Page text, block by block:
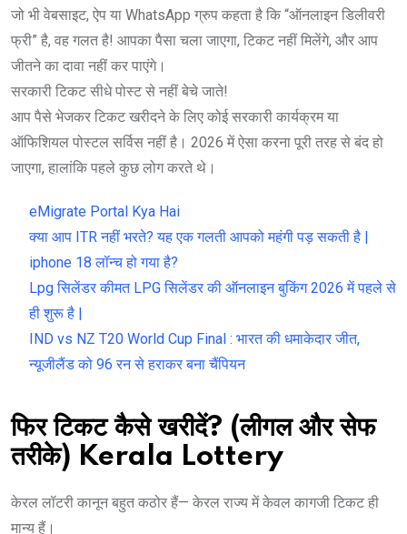
जो भी वेबसाइट, ऐप या WhatsApp ग्रुप कहता है कि “ऑनलाइन डिलीवरी
फ्री” है, वह गलत है! आपका पैसा चला जाएगा, टिकट नहीं मिलेंगे, और आप
जीतने का दावा नहीं कर पाएंगे।
सरकारी टिकट सीधे पोस्ट से नहीं बेचे जाते!
आप पैसे भेजकर टिकट खरीदने के लिए कोई सरकारी कार्यक्रम या
ऑफिशियल पोस्टल सर्विस नहीं है। 2026 में ऐसा करना पूरी तरह से बंद हो
जाएगा, हालांकि पहले कुछ लोग करते थे।
eMigrate Portal Kya Hai
क्या आप ITR नहीं भरते? यह एक गलती आपको महंगी पड़ सकती है |
iphone 18 लॉन्च हो गया है?
Lpg सिलेंडर कीमत LPG सिलेंडर की ऑनलाइन बुकिंग 2026 में पहले से
ही शुरू है |
IND vs NZ T20 World Cup Final : भारत की धमाकेदार जीत,
न्यूजीलैंड को 96 रन से हराकर बना चैंपियन
फिर टिकट कैसे खरीदें? (लीगल और सेफ
तरीके) Kerala Lottery
केरल लॉटरी कानून बहुत कठोर हैं— केरल राज्य में केवल कागजी टिकट ही
मान्य हैं।